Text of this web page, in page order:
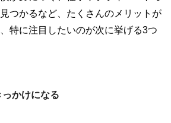
つかるなど、たくさんのメリットが
特に注目したいのが次に挙げる3つ
かけになる